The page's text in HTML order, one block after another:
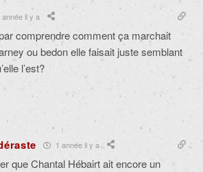
année il y a
comprendre comment ça marchait
ou bedon elle faisait juste semblant
l’est?
1 année il y a
que Chantal Hébairt ait encore un